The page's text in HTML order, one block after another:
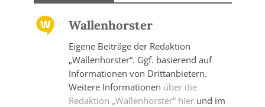
Wallenhorster
Eigene Beiträge der Redaktion
„Wallenhorster“. Ggf. basierend auf
Informationen von Drittanbietern.
Weitere Informationen über die
Redaktion „Wallenhorster“ hierund im